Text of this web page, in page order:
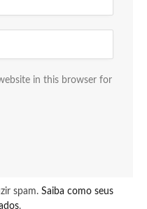
in this browser for
spam. Saiba como seus
.